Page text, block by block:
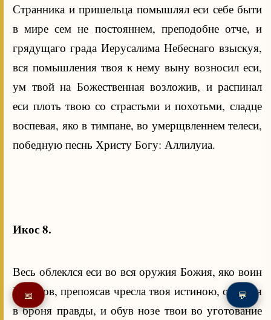
Странника и пришельца помышлял еси себе быти
в мире сем не постояннем, преподобне отче, и
грядущаго града Иерусалима Небеснаго взыскуя,
вся помышления твоя к нему выну возносил еси,
ум твой на Божественная возложив, и распинал
еси плоть твою со страстьми и похотьми, сладце
воспевая, яко в тимпане, во умерщвленнем телеси,
победную песнь Христу Богу: Аллилуиа.
Икос 8.
Весь облеклся еси во вся оружия Божия, яко воин
Христов, препоясав чресла твоя истиною, оболкся
в броня правды, и обув нозе твои во уготование
📅 💬